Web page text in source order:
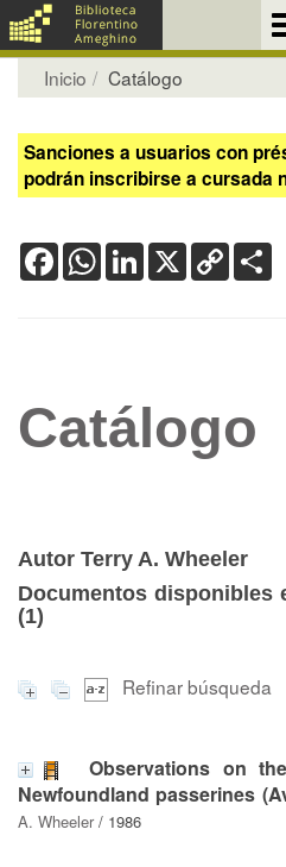
Inicio Catálogo
Sanciones a usuarios con
podrán inscribirse a cursada
FacebookWhatsApp
LinkedIn
X Copy
Link
Catálogo
Autor Terry A. Wheeler
Documentos disponibles
(1)
Refinar búsqueda
Observations on
Newfoundland passerines
A. Wheeler/ 1986